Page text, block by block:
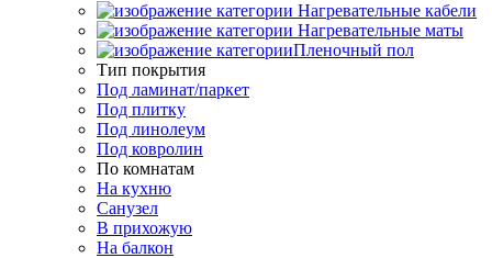
Нагревательные кабели
Нагревательные маты
Пленочный пол
Тип покрытия
Под ламинат/паркет
Под плитку
Под линолеум
Под ковролин
По комнатам
На кухню
Санузел
В прихожую
На балкон